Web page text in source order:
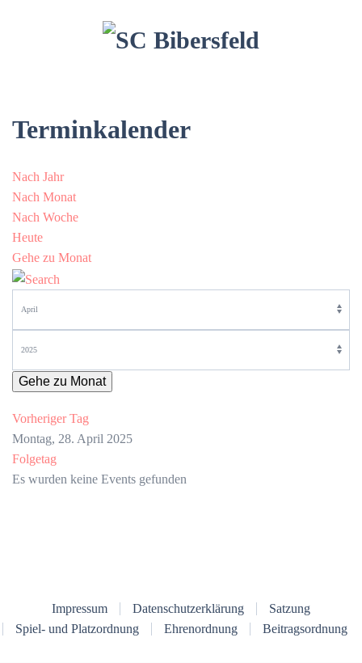
Terminkalender
Nach Jahr
Nach Monat
Nach Woche
Heute
Gehe zu Monat
Gehe zu Monat
Vorheriger Tag
Montag, 28. April 2025
Folgetag
Es wurden keine Events gefunden
Impressum Datenschutzerklärung
Satzung
Spiel- und Platzordnung
Ehrenordnung Beitragsordnung